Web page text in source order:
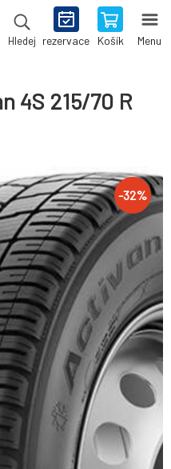
Hledej rezervace Košík Menu
4S 215/70 R
-32%